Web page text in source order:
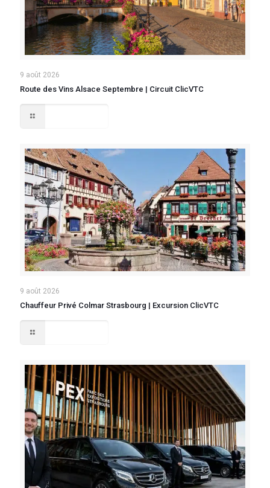
9 août 2026
Route des Vins Alsace Septembre | Circuit ClicVTC
9 août 2026
Chauffeur Privé Colmar Strasbourg | Excursion ClicVTC